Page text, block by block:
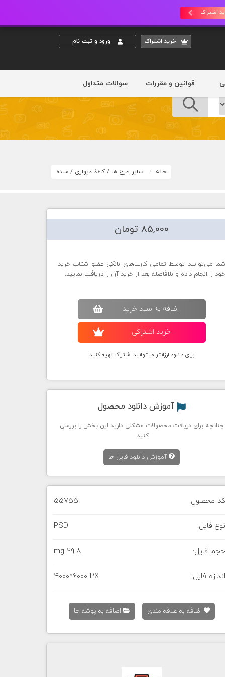
اشتراک
خريد اشتراک ورود و ثبت نام
قوانین و مقررات سوالات متداول
خانه سایر طرح ها / کاغذ دیواری / ساده
85,000 تومان
شما می‌توانید توسط تمامی کارت‌های بانکی عضو شتاب خرید
خود را انجام داده و بلافاصله بعد از خرید آن را دریافت نمایید.
اضافه به سبد خريد
خريد اشتراکی
برای دانلود ارزانتر میتوانید اشتراک تهیه کنید
آموزش دانلود محصول
چنانچه برای دریافت محصولات مشکلی دارید این بخش را بررسی
کنید.
آموزش دانلود فایل ها
کد محصول: 55755
نوع فایل: PSD
حجم فایل: 29.8 mg
اندازه فایل: 4000*6000 PX
اضافه به علاقه مندی اضافه به پوشه ها